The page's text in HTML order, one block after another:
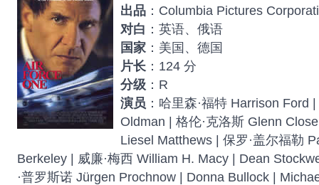
出品 ：Columbia Pictures
对白 ：英语、俄语
国家 ：美国、德国
片长 ：124 分
分级 ：R
演员 ：哈里森·福特 Harrison Ford
Oldman | 格伦·克洛斯 Glenn
Liesel Matthews | 保罗·盖尔福勒
Berkeley | 威廉·梅西 William H. Macy | Dean
·普罗斯诺 Jürgen Prochnow | Donna Bullock |